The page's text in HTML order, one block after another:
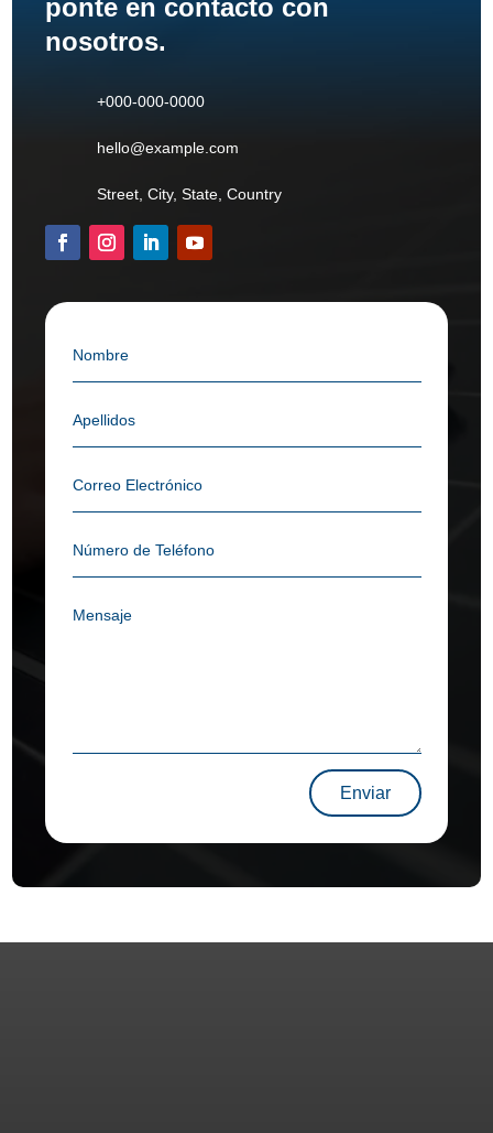
ponte en contacto con
nosotros.
+000-000-0000
hello@example.com
Street, City, State, Country
Enviar